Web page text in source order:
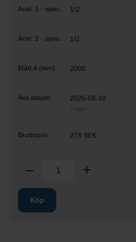
1/2
1/2
2000
2026-08-10
I lager
278 SEK
Ta bort
Köp